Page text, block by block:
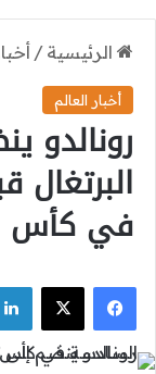
الرئيسية /
أخبار العالم
رونالدو
في كأس
فيسبوك
‫X